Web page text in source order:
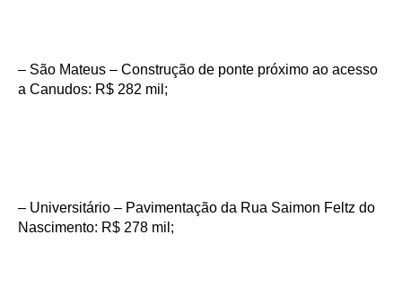
– São Mateus – Construção de ponte próximo ao acesso
a Canudos: R$ 282 mil;
– Universitário – Pavimentação da Rua Saimon Feltz do
Nascimento: R$ 278 mil;